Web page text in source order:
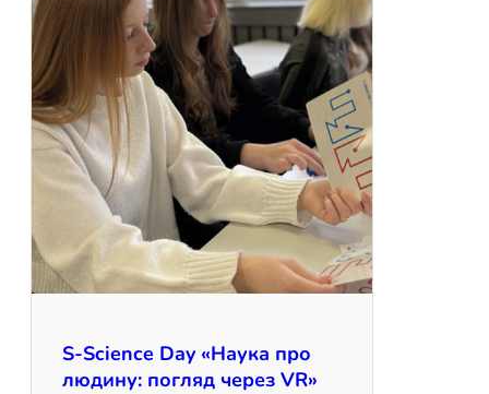
S-Science Day «Наука про
людину: погляд через VR»